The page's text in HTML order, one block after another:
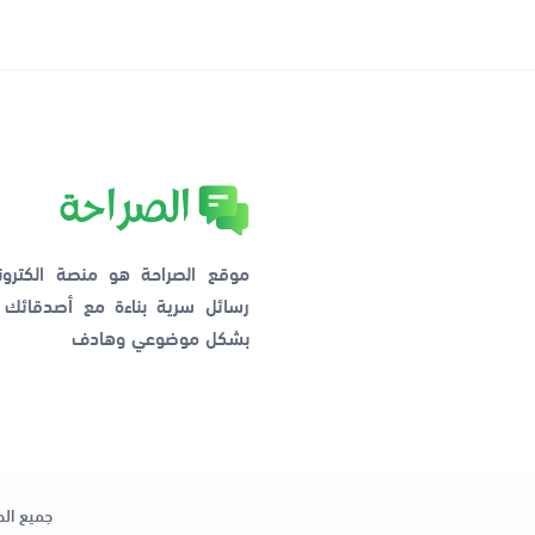
موقع الصراحة هو منصة
رسائل سرية بناءة مع
بشكل موضوعي وهادف
جميع